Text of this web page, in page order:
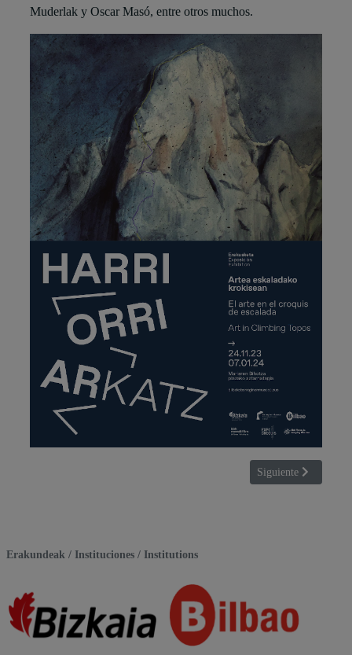
Muderlak y Oscar Masó, entre otros muchos.
Artículo siguiente:
Siguiente
Erakundeak / Instituciones / Institutions